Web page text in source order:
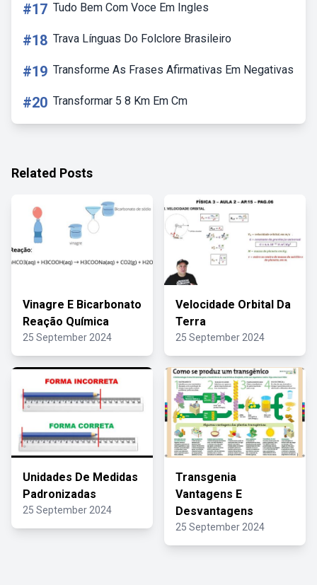
#17 Tudo Bem Com Voce Em Ingles
#18 Trava Línguas Do Folclore Brasileiro
#19 Transforme As Frases Afirmativas Em Negativas
#20 Transformar 5 8 Km Em Cm
Related Posts
Vinagre E Bicarbonato
Reação Química
25 September 2024
Velocidade Orbital Da
Terra
25 September 2024
Unidades De Medidas
Padronizadas
25 September 2024
Transgenia
Vantagens E
Desvantagens
25 September 2024